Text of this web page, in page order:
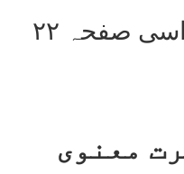
بہاء کتاب ایقان کے اسی صفحہ ۲۲
معنوی